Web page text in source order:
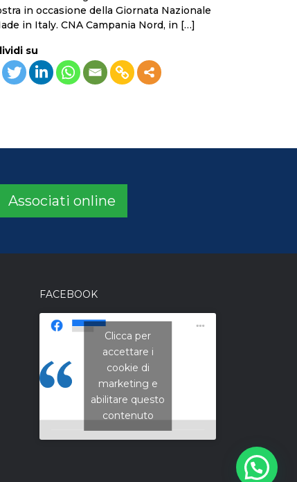
in occasione della Giornata Nazionale
in Italy. CNA Campania Nord, in […]
su
Associati online
FACEBOOK
CNA Campania
Nord
Clicca per
accettare i
cookie di
marketing e
abilitare questo
contenuto